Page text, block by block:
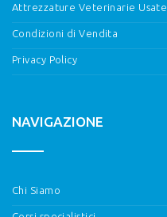
Attrezzature Veterinarie Usate
Condizioni di Vendita
Privacy Policy
NAVIGAZIONE
Chi Siamo